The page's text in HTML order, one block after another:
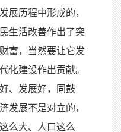
展历程中形成的，
生活改善作出了突
富，当然要让它发
化建设作出贡献。
、发展好，同鼓
发展不是对立的，
么大、人口这么